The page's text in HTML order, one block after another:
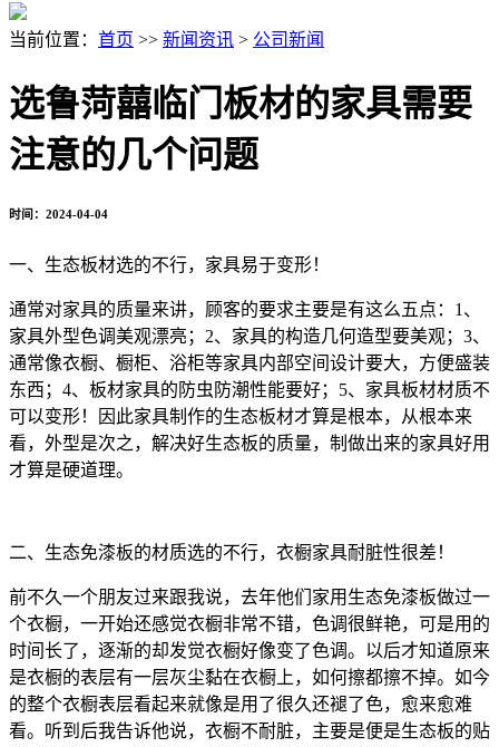
当前位置： 首页 >> 新闻资讯 > 公司新闻
选鲁菏囍临门板材的家具需要
注意的几个问题
时间：2024-04-04
一、生态板材选的不行，家具易于变形！
通常对家具的质量来讲，顾客的要求主要是有这么五点：1、
家具外型色调美观漂亮；2、家具的构造几何造型要美观；3、
通常像衣橱、橱柜、浴柜等家具内部空间设计要大，方便盛装
东西；4、板材家具的防虫防潮性能要好；5、家具板材材质不
可以变形！因此家具制作的生态板材才算是根本，从根本来
看，外型是次之，解决好生态板的质量，制做出来的家具好用
才算是硬道理。
二、生态免漆板的材质选的不行，衣橱家具耐脏性很差！
前不久一个朋友过来跟我说，去年他们家用生态免漆板做过一
个衣橱，一开始还感觉衣橱非常不错，色调很鲜艳，可是用的
时间长了，逐渐的却发觉衣橱好像变了色调。以后才知道原来
是衣橱的表层有一层灰尘黏在衣橱上，如何擦都擦不掉。如今
的整个衣橱表层看起来就像是用了很久还褪了色，愈来愈难
看。听到后我告诉他说，衣橱不耐脏，主要是便是生态板的贴